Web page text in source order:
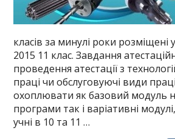
класів за минулі роки розміщені
2015 11 клас. Завдання
проведення атестації з
праці чи обслуговуючі види
охоплювати як базовий модуль
програми так і варіативні
учні в 10 та 11 …